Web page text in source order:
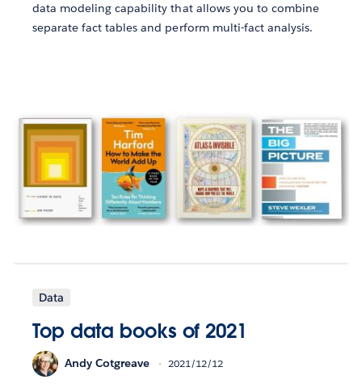
data modeling capability that allows you to combine
separate fact tables and perform multi-fact analysis.
Data
Top data books of 2021
Andy Cotgreave 2021/12/12